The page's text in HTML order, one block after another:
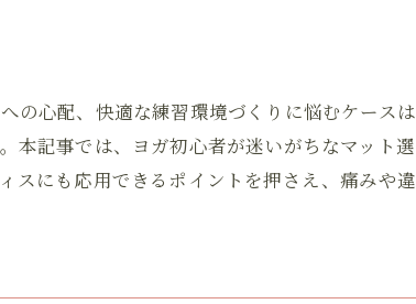
の心配、快適な練習環境づくりに悩むケース
本記事では、ヨガ初心者が迷いがちなマット
にも応用できるポイントを押さえ、痛みや違